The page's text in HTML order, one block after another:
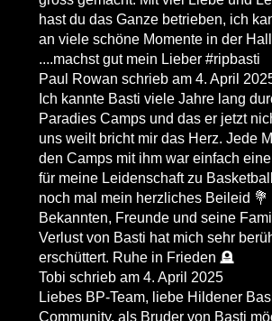
hast du das Ganze betrieben, ich
an viele schöne Momente in der
....machst gut mein Lieber #ripbasti
Paul Rowan schrieb am4. April
Ich kannte Basti viele Jahre lang
Paradies Camps und das er jetzt
uns weilt bricht mir das Herz. Jede
den Camps mit ihm war einfach
für meine Leidenschaft zu
noch mal mein herzliches Beileid 💐
Bekannten, Freunde und seine
Verlust von Basti hat mich sehr
erschüttert. Ruhe in Frieden 🪦
Tobi schrieb am4. April 2025
Liebes BP-Team, liebe Hildener
Community, als Bruder von Basti